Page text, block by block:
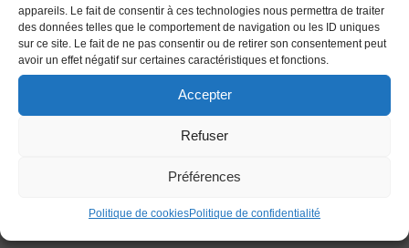
appareils. Le fait de consentir à ces technologies nous permettra de traiter
des données telles que le comportement de navigation ou les ID uniques
sur ce site. Le fait de ne pas consentir ou de retirer son consentement peut
avoir un effet négatif sur certaines caractéristiques et fonctions.
Accepter
Refuser
Préférences
Politique de cookiesPolitique de confidentialité